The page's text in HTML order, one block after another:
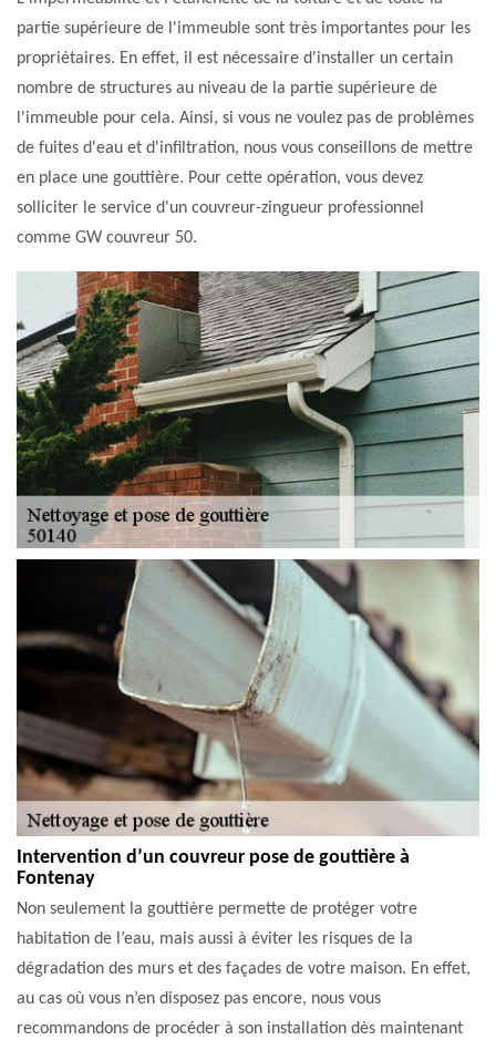
partie supérieure de l'immeuble sont très importantes pour les
propriétaires. En effet, il est nécessaire d'installer un certain
nombre de structures au niveau de la partie supérieure de
l'immeuble pour cela. Ainsi, si vous ne voulez pas de problèmes
de fuites d'eau et d'infiltration, nous vous conseillons de mettre
en place une gouttière. Pour cette opération, vous devez
solliciter le service d'un couvreur-zingueur professionnel
comme GW couvreur 50.
Intervention d’un couvreur pose de gouttière à
Fontenay
Non seulement la gouttière permette de protéger votre
habitation de l’eau, mais aussi à éviter les risques de la
dégradation des murs et des façades de votre maison. En effet,
au cas où vous n’en disposez pas encore, nous vous
recommandons de procéder à son installation dès maintenant